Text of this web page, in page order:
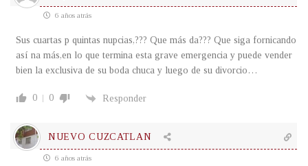
6 años atrás
Sus cuartas p quintas nupcias,??? Que más da??? Que siga fornicando
así na más,en lo que termina esta grave emergencia y puede vender
bien la exclusiva de su boda chuca y luego de su divorcio…
0 0 Responder
NUEVO CUZCATLAN
6 años atrás